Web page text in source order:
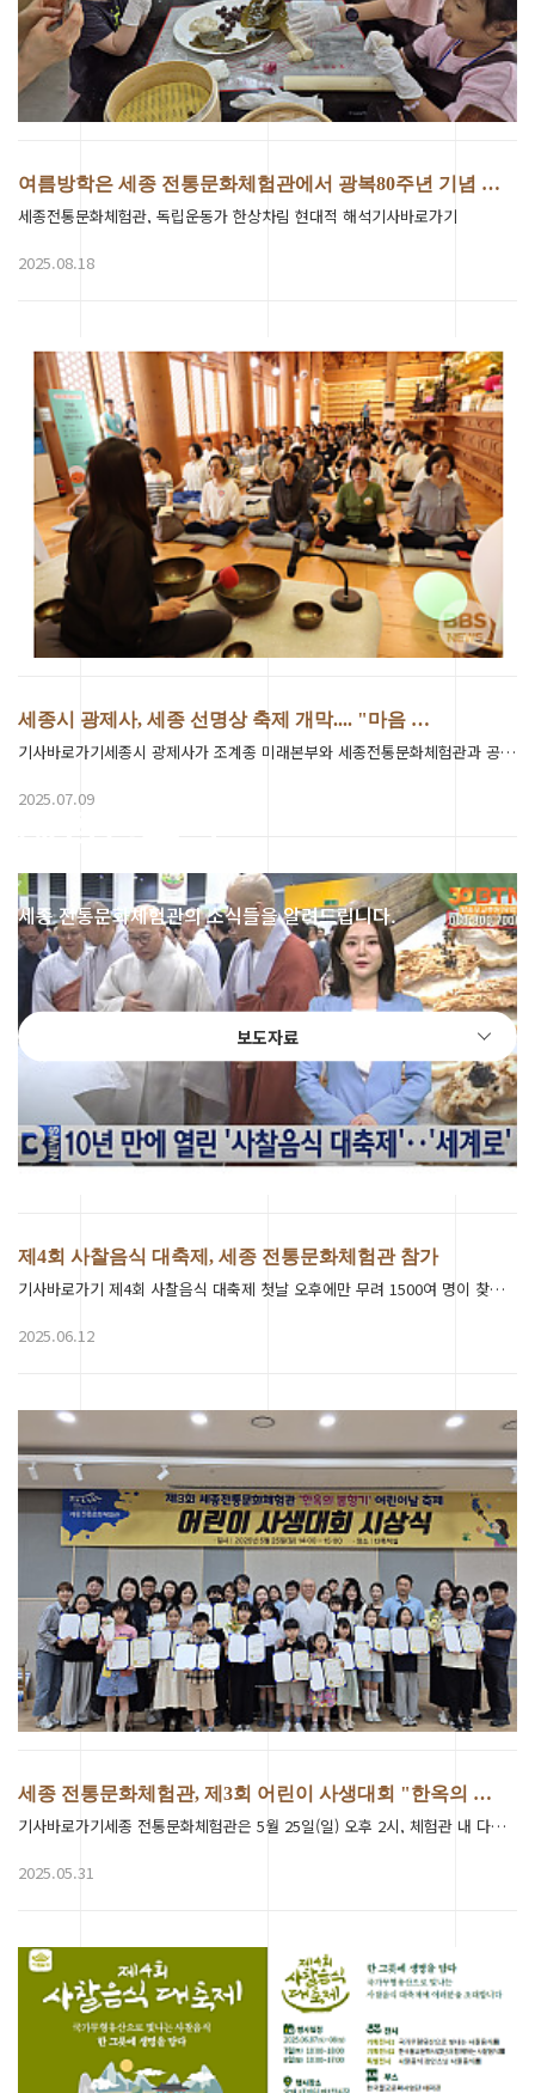
세종 전통문화체험관의 소식들을 알려드립니다.
보도자료
여름방학은 세종 전통문화체험관에서 광복80주년 기념 특…
세종전통문화체험관, 독립운동가 한상차림 현대적 해석기사바로가기
2025.08.18
세종시 광제사, 세종 선명상 축제 개막.... "마음 …
기사바로가기세종시 광제사가 조계종 미래본부와 세종전통문화체험관과 공동 주관해 마련한 '2025 세종 선명상 …
2025.07.09
제4회 사찰음식 대축제, 세종 전통문화체험관 참가
기사바로가기 제4회 사찰음식 대축제 첫날 오후에만 무려 1500여 명이 찾았는데요. 뜨거웠던 현장 배수열 기…
2025.06.12
세종 전통문화체험관, 제3회 어린이 사생대회 "한옥의 …
기사바로가기세종 전통문화체험관은 5월 25일(일) 오후 2시, 체험관 내 다목적실에서 제3회 어린이날 기념 …
2025.05.31